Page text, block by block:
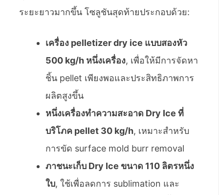
ระยะยาวมากขึ้น โซลูชันสุดท้ายประกอบด้วย:
เครื่อง pelletizer dry ice แบบสองหัว
500 kg/h หนึ่งเครื่อง, เพื่อให้มีการจัดหา
ชิ้น pellet เพียงพอและประสิทธิภาพการ
ผลิตสูงขึ้น
หนึ่งเครื่องทำความสะอาด Dry Ice ที่
บริโภค pellet 30 kg/h, เหมาะสำหรับ
การขัด surface mold burr removal
ภาชนะเก็บ Dry Ice ขนาด 110 ลิตรหนึ่ง
ใบ, ใช้เพื่อลดการ sublimation และ